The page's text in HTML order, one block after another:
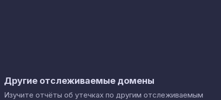
Другие отслеживаемые домены
Изучите отчёты об утечках по другим отслеживаемым